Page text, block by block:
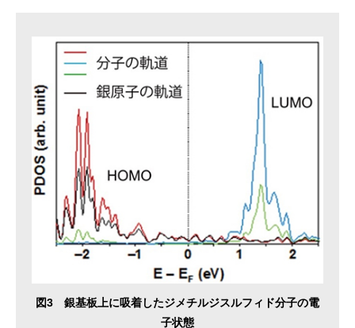
図3 銀基板上に吸着したジメチルジスルフィド分子の電
子状態